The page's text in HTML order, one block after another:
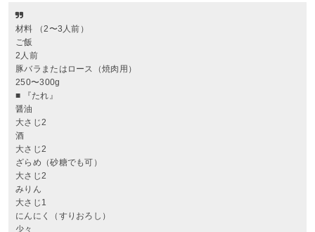
材料 （2〜3人前）
ご飯
2人前
豚バラまたはロース（焼肉用）
250〜300g
■ 『たれ』
醤油
大さじ2
酒
大さじ2
ざらめ（砂糖でも可）
大さじ2
みりん
大さじ1
にんにく（すりおろし）
少々